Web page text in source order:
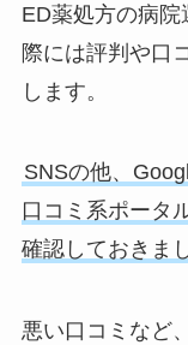
ED薬処方の病
際には評判や口
します。
SNSの他、
口コミ系ポータ
確認しておきま
悪い口コミなど